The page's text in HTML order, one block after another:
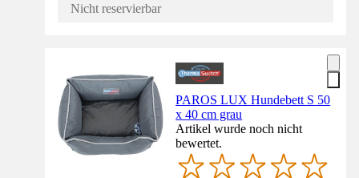
Nicht reservierbar
PAROS LUX Hundebett S 50
x 40 cm grau
Artikel wurde noch nicht
bewertet.